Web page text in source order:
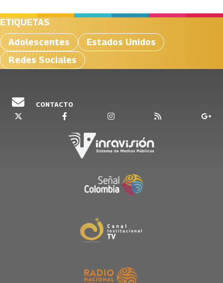
ETIQUETAS
Adolescentes
Estados Unidos
Redes Sociales
CONTACTO